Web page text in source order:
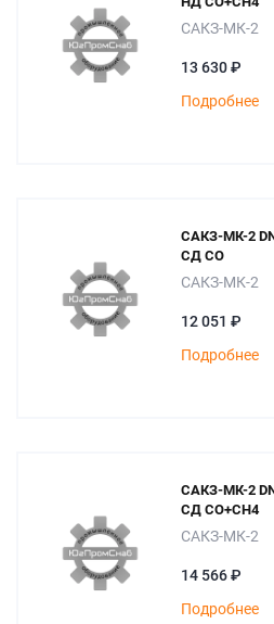
САКЗ-МК-2
13 630 ₽
Подробнее
САКЗ-МК-2
СД СО
САКЗ-МК-2
12 051 ₽
Подробнее
САКЗ-МК-2
СД СО+СН4
САКЗ-МК-2
14 566 ₽
Подробнее